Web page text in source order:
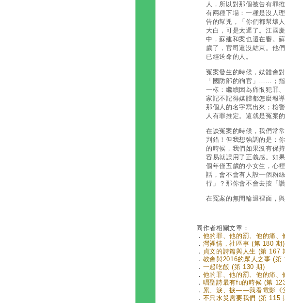
人，所以對那個被告有罪
有兩種下場：一種是沒人
告的幫兇，「你們都幫壞
大白，可是太遲了。江國
中，蘇建和案也還在審。
歲了，官司還沒結束。他
已經送命的人。
冤案發生的時候，媒體會
「國防部的狗官」……；
一樣：繼續因為痛恨犯罪
家記不記得媒體都怎麼報
那個人的名字寫出來；檢
人有罪推定。這就是冤案
在談冤案的時候，我們常
判錯！但我想強調的是：
的時候，我們如果沒有保
容易就誤用了正義感。如
個年僅五歲的小女生，心
話，會不會有人設一個粉
行」？那你會不會去按「
在冤案的無間輪迴裡面，
同作者相關文章：
． 他的罪、他的罰、他的痛
． 灣裡情，社區事 (第 180 期)
． 貞文的詩篇與人生 (第 167
． 教會與2016的眾人之事 (第
． 一起吃飯 (第 130 期)
． 他的罪、他的罰、他的痛
． 唱聖詩最有fu的時候 (第
． 累、淚、捩——我看電影《
． 不只水災需要我們 (第 115